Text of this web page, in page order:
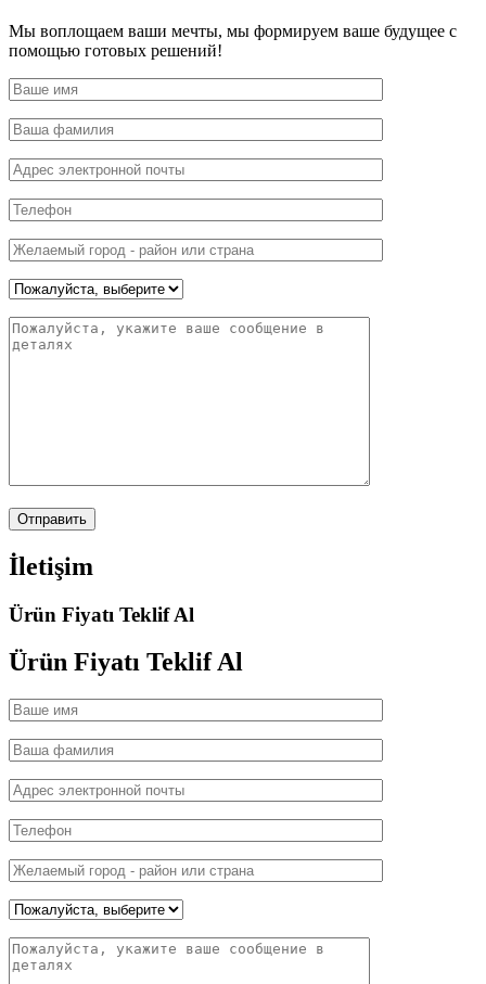
Мы воплощаем ваши мечты, мы формируем ваше будущее с
помощью готовых решений!
İletişim
Ürün Fiyatı Teklif Al
Ürün Fiyatı Teklif Al